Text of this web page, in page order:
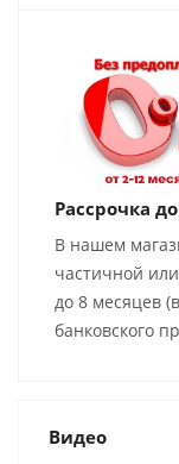
Рассрочка
В нашем
частичной
до 8 месяцев
банковского
Видео